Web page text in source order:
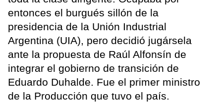
entonces el burgués sillón de la
presidencia de la Unión Industrial
Argentina (UIA), pero decidió jugársela
ante la propuesta de Raúl Alfonsín de
integrar el gobierno de transición de
Eduardo Duhalde. Fue el primer ministro
de la Producción que tuvo el país.